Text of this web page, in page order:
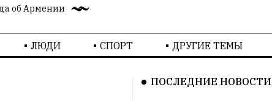
об Армении
ЛЮДИ СПОРТ ДРУГИЕ ТЕМЫ
ПОСЛЕДНИЕ НОВОСТИ